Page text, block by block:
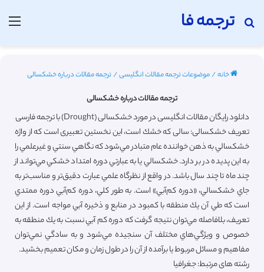
ترجمه فا
جستجو برای
خانه/موضوعات ترجمه مقالات انگلیسی/ترجمه مقالات درباره خشکسالی
ترجمه مقالات درباره خشکسالی
دانلود رایگان مقالات انگلیسی در مورد خشکسالی (Drought) با ترجمه فارسی
تعریف خشکسالی: سالی كه خشك است، اين نخستين تعبيری است كه از واژه
خشكسالي به ذهن خواننده‌ عام متبادر مي‌شود كه نگاهي‌ سنتي‌ و غيرعلمي‌ را
به اين پديده در بر دارد. خشكسالي‌ يا به عبارتي دوره‌ امتداد خشكي مي‌تواند از
چند ماه تا چند سال باشد. در واقع از نظرگاه علمي‌ عبارت دقيق‌تر و مناسب‌تر به
جاي خشكسالي‌، «دوره‌ كم‌آبي» است. به طور كلي‌، دوره‌ كم‌آبي‌ دوره ممتدي
است كه طي‌ آن يك منطقه با كمبود در منابع و ذخيره آبي‌ مواجه است. از اين
تعريف، بلافاصله مي‌توان نتيجه گرفت كه دوره كم آبي‌ نسبت به يك منطقه به
خصوص و ويژگي‌‌هاي مختلف آن سنجيده مي‌شود و به سادگي‌ نمي‌توان
مفاهيم و مسائل مربوط يا برآمده از آن‌ را در طول زمان و مكان تعميم بخشيد.
رشته های مرتبط: جغرافیا